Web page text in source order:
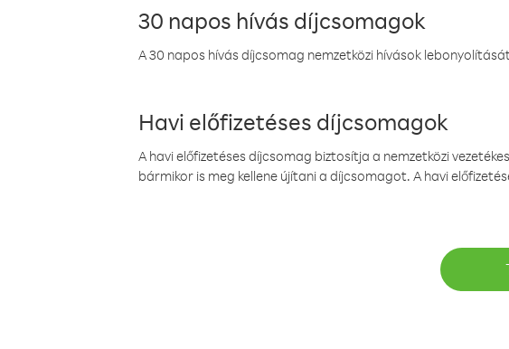
30 napos hívás díjcsomagok
A 30 napos hívás díjcsomag nemzetközi hívások
Havi előfizetéses díjcsomagok
A havi előfizetéses díjcsomag biztosítja a nemzetközi
bármikor is meg kellene újítani a díjcsomagot. A havi